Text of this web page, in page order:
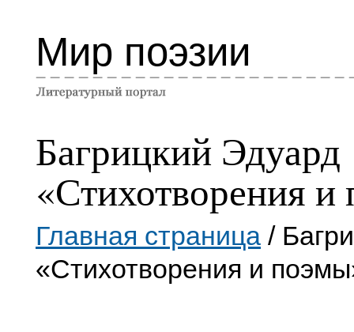
Мир поэзии
Багрицкий Эдуард
«Стихотворения
Главная страница /
«Стихотворения и